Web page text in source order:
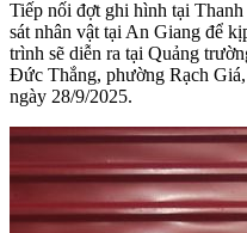
Tiếp nối đợt ghi hình tại
sát nhân vật tại An Giang để
trình sẽ diễn ra tại Quảng
Đức Thắng, phường Rạch
ngày 28/9/2025.